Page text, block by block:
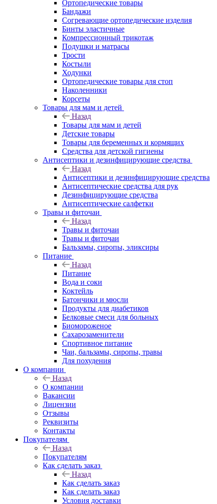
Ортопедические товары
Бандажи
Согревающие ортопедические изделия
Бинты эластичные
Компрессионный трикотаж
Подушки и матрасы
Трости
Костыли
Ходунки
Ортопедические товары для стоп
Наколенники
Корсеты
Товары для мам и детей
Назад
Товары для мам и детей
Детские товары
Товары для беременных и кормящих
Средства для детской гигиены
Антисептики и дезинфицирующие средства
Назад
Антисептики и дезинфицирующие средства
Антисептические средства для рук
Дезинфицирующие средства
Антисептические салфетки
Травы и фиточаи
Назад
Травы и фиточаи
Травы и фиточаи
Бальзамы, сиропы, эликсиры
Питание
Назад
Питание
Вода и соки
Коктейль
Батончики и мюсли
Продукты для диабетиков
Белковые смеси для больных
Биомороженое
Сахарозаменители
Спортивное питание
Чаи, бальзамы, сиропы, травы
Для похудения
О компании
Назад
О компании
Вакансии
Лицензии
Отзывы
Реквизиты
Контакты
Покупателям
Назад
Покупателям
Как сделать заказ
Назад
Как сделать заказ
Как сделать заказ
Условия доставки